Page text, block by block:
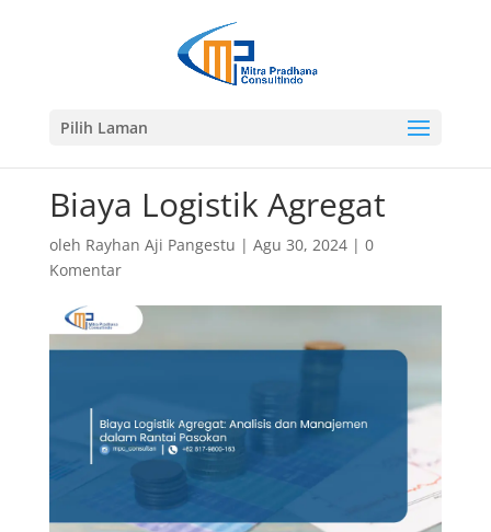
Pilih Laman
Biaya Logistik Agregat
oleh Rayhan Aji Pangestu | Agu 30, 2024| 0
Komentar